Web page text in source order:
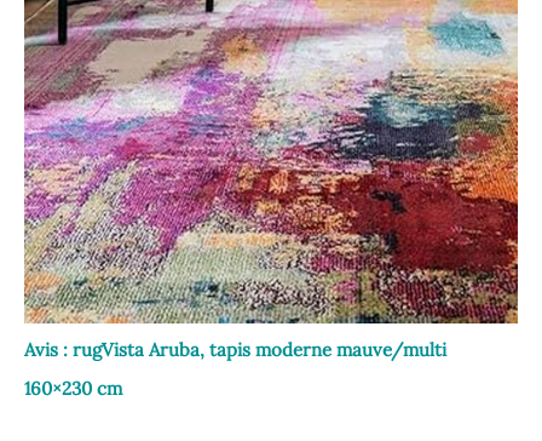
Avis : rugVista Aruba, tapis moderne mauve/multi
160×230 cm